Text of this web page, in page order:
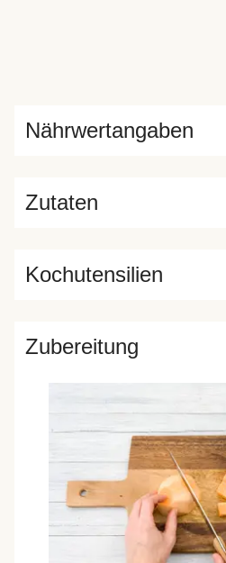
Zutaten
Nährwertangaben
Kochutensilien
Zubereitung